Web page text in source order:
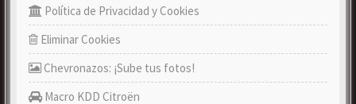
Política de Privacidad y Cookies
Eliminar Cookies
Chevronazos: ¡Sube tus fotos!
Macro KDD Citroën